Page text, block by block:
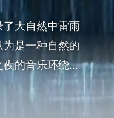
了大自然中雷雨
是一种自然的
夜的音乐环绕
力与宏伟景